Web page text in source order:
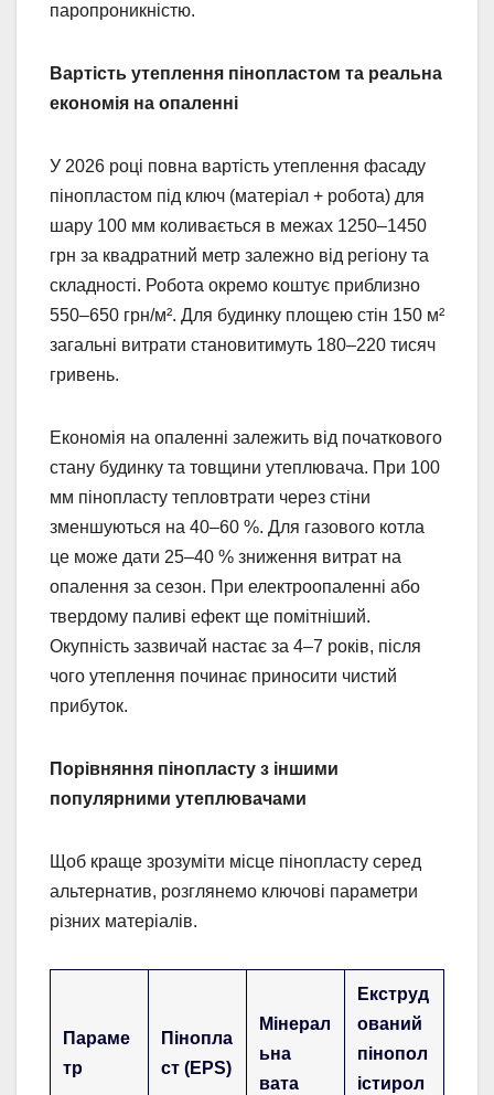
паропроникністю.
Вартість утеплення пінопластом та реальна
економія на опаленні
У 2026 році повна вартість утеплення фасаду
пінопластом під ключ (матеріал + робота) для
шару 100 мм коливається в межах 1250–1450
грн за квадратний метр залежно від регіону та
складності. Робота окремо коштує приблизно
550–650 грн/м². Для будинку площею стін 150 м²
загальні витрати становитимуть 180–220 тисяч
гривень.
Економія на опаленні залежить від початкового
стану будинку та товщини утеплювача. При 100
мм пінопласту тепловтрати через стіни
зменшуються на 40–60 %. Для газового котла
це може дати 25–40 % зниження витрат на
опалення за сезон. При електроопаленні або
твердому паливі ефект ще помітніший.
Окупність зазвичай настає за 4–7 років, після
чого утеплення починає приносити чистий
прибуток.
Порівняння пінопласту з іншими
популярними утеплювачами
Щоб краще зрозуміти місце пінопласту серед
альтернатив, розглянемо ключові параметри
різних матеріалів.
Параме
тр
Пінопла
ст (EPS)
Мінерал
ьна
вата
Екструд
ований
пінопол
істирол